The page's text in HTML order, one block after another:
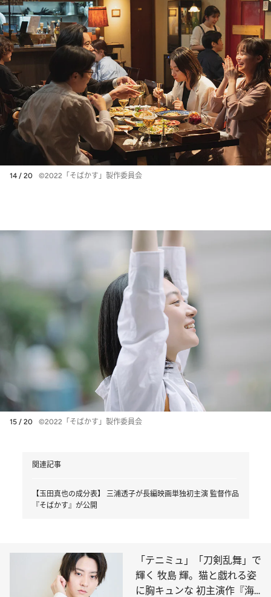
14 / 20 ©2022「そばかす」製作委員会
15 / 20 ©2022「そばかす」製作委員会
関連記事
【玉田真也の成分表】 三浦透子が長編映画単独初主演 監督作品
『そばかす』が公開
「テニミュ」「刀剣乱舞」で
輝く 牧島 輝。猫と戯れる姿
に胸キュンな 初主演作『海